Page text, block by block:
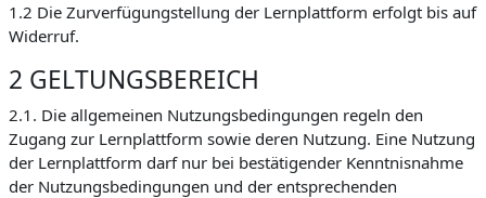
1.2 Die Zurverfügungstellung der Lernplattform erfolgt bis auf
Widerruf.
2 GELTUNGSBEREICH
2.1. Die allgemeinen Nutzungsbedingungen regeln den
Zugang zur Lernplattform sowie deren Nutzung. Eine Nutzung
der Lernplattform darf nur bei bestätigender Kenntnisnahme
der Nutzungsbedingungen und der entsprechenden